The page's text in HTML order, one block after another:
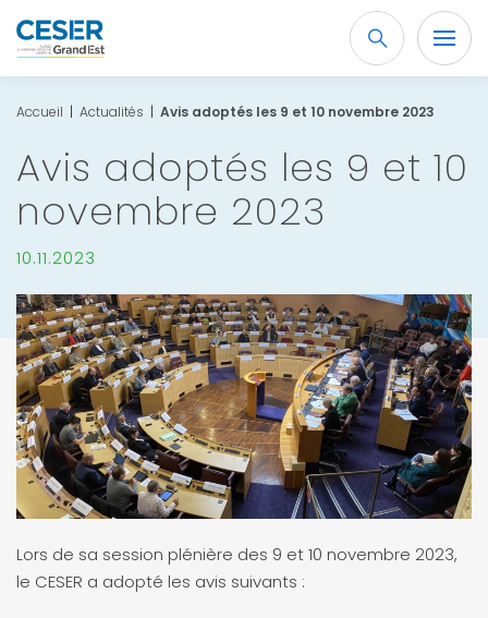
Recherche
OK
Accueil | Actualités | Avis adoptés les 9 et 10 novembre 2023
Avis adoptés les 9 et 10
novembre 2023
10.11.2023
Lors de sa session plénière des 9 et 10 novembre 2023,
le CESER a adopté les avis suivants :